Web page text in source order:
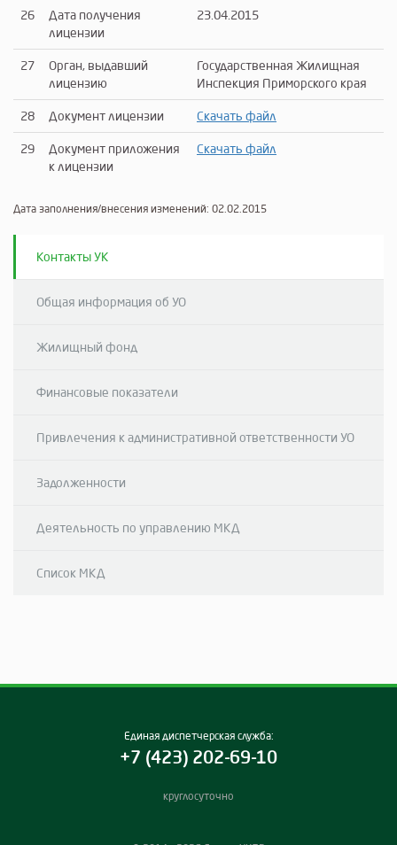
26
Дата получения
лицензии
23.04.2015
27
Орган, выдавший
лицензию
Государственная Жилищная
Инспекция Приморского края
28 Документ лицензии Скачать файл
29
Документ приложения
к лицензии
Скачать файл
Дата заполнения/внесения изменений: 02.02.2015
Контакты УК
Общая информация об УО
Жилищный фонд
Финансовые показатели
Привлечения к административной ответственности УО
Задолженности
Деятельность по управлению МКД
Список МКД
Единая диспетчерская служба:
+7 (423) 202-69-10
круглосуточно